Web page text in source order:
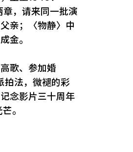
，请来同一批演
亲；〈物静〉中
金。
歌、参加婚
拍法，微褪的彩
念影片三十周年
。